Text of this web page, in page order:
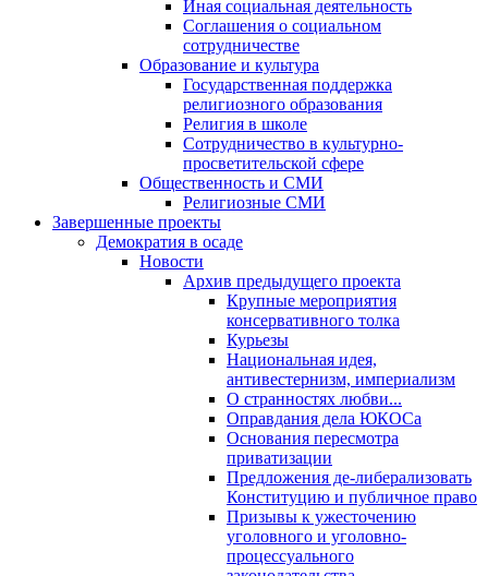
Иная социальная деятельность
Соглашения о социальном
сотрудничестве
Образование и культура
Государственная поддержка
религиозного образования
Религия в школе
Сотрудничество в культурно-
просветительской сфере
Общественность и СМИ
Религиозные СМИ
Завершенные проекты
Демократия в осаде
Новости
Архив предыдущего проекта
Крупные мероприятия
консервативного толка
Курьезы
Национальная идея,
антивестернизм, империализм
О странностях любви...
Оправдания дела ЮКОСа
Основания пересмотра
приватизации
Предложения де-либерализовать
Конституцию и публичное право
Призывы к ужесточению
уголовного и уголовно-
процессуального